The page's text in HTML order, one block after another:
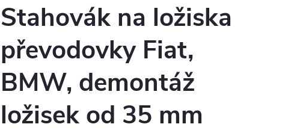
Stahovák na ložiska
převodovky Fiat,
BMW, demontáž
ložisek od 35 mm